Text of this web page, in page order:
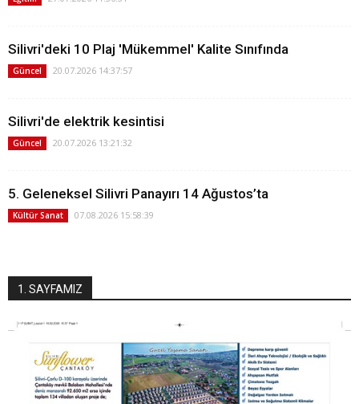
Silivri'deki 10 Plaj 'Mükemmel' Kalite Sınıfında
Güncel 20.07.2026 14:37:57
Silivri'de elektrik kesintisi
Güncel 20.07.2026 13:21:32
5. Geleneksel Silivri Panayırı 14 Ağustos’ta
Kültür Sanat 07.08.2026 15:58:39
1. SAYFAMIZ